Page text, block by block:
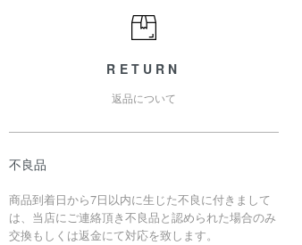
RETURN
返品について
不良品
商品到着日から7日以内に生じた不良に付きまして
は、当店にご連絡頂き不良品と認められた場合のみ
交換もしくは返金にて対応を致します。